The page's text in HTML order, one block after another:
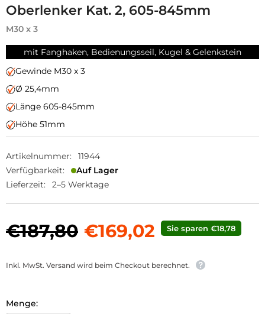
Oberlenker Kat. 2, 605-845mm
M30 x 3
mit Fanghaken, Bedienungsseil, Kugel & Gelenkstein
Gewinde M30 x 3
Ø 25,4mm
Länge 605-845mm
Höhe 51mm
Artikelnummer:
11944
Verfügbarkeit:
Auf Lager
Lieferzeit:
2–5 Werktage
€187,80 €169,02 Sie sparen €18,78
Inkl. MwSt. Versand wird beim Checkout berechnet.
Menge: